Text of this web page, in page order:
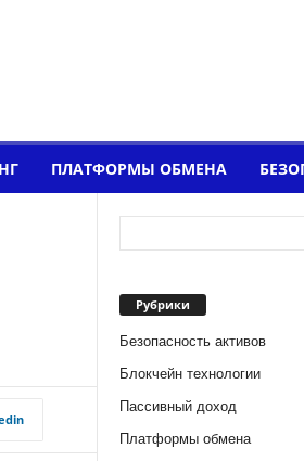
ПЛАТФОРМЫ ОБМЕНА
Рубрики
Безопасность активов
Блокчейн технологии
Пассивный доход
Платформы обмена